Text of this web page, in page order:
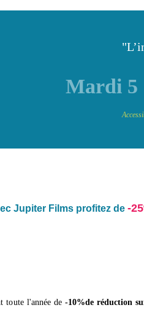
Mardi 5
Jupiter Films profitez de -
toute l'année de -10%de réduction